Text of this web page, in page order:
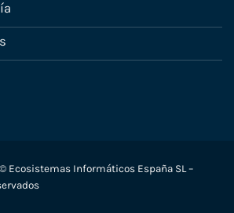
Ecosistemas Informáticos España SL –